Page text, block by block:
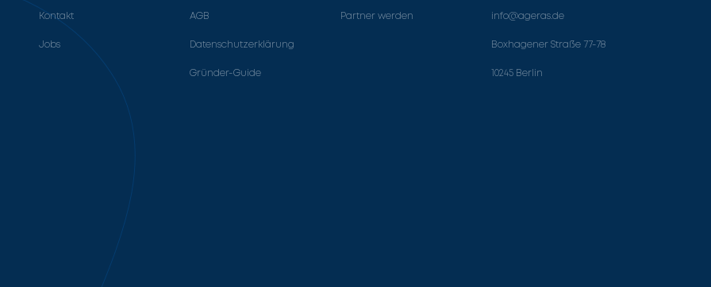
Kontakt
Jobs
AGB
Datenschutzerklärung
Gründer-Guide
Partner werden info@ageras.de
Boxhagener Straße 77-78
10245 Berlin